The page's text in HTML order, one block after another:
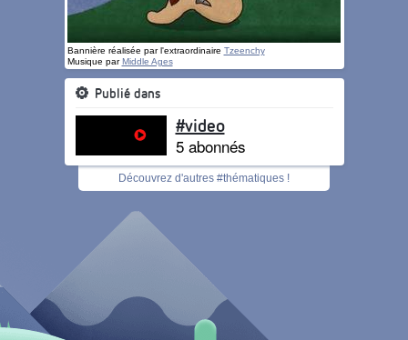
Bannière réalisée par l'extraordinaire Tzeenchy
Musique parMiddle Ages
Publié dans
#video
5 abonnés
Découvrez d'autres #thématiques !